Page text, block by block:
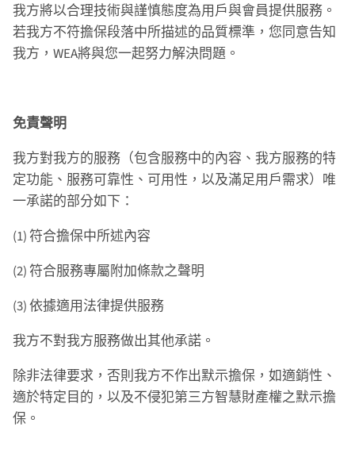
我方將以合理技術與謹慎態度為用戶與會員提供服務。
若我方不符擔保段落中所描述的品質標準，您同意告知
我方，WEA將與您一起努力解決問題。
免責聲明
我方對我方的服務（包含服務中的內容、我方服務的特
定功能、服務可靠性、可用性，以及滿足用戶需求）唯
一承諾的部分如下：
(1) 符合擔保中所述內容
(2) 符合服務專屬附加條款之聲明
(3) 依據適用法律提供服務
我方不對我方服務做出其他承諾。
除非法律要求，否則我方不作出默示擔保，如適銷性、
適於特定目的，以及不侵犯第三方智慧財產權之默示擔
保。